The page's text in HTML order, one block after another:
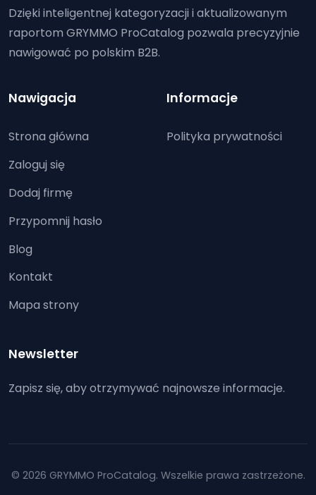
Dzięki inteligentnej kategoryzacji i aktualizowanym
raportom GRYMMO ProCatalog pozwala precyzyjnie
nawigować po polskim B2B.
Nawigacja
Strona główna
Zaloguj się
Dodaj firmę
Przypomnij hasło
Blog
Kontakt
Mapa strony
Informacje
Polityka prywatności
Newsletter
Zapisz się, aby otrzymywać najnowsze informacje.
© 2026 GRYMMO ProCatalog. Wszelkie prawa zastrzeżone.